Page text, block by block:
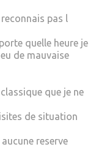
pas l
quelle heure je
de mauvaise
que je ne
de situation
reserve